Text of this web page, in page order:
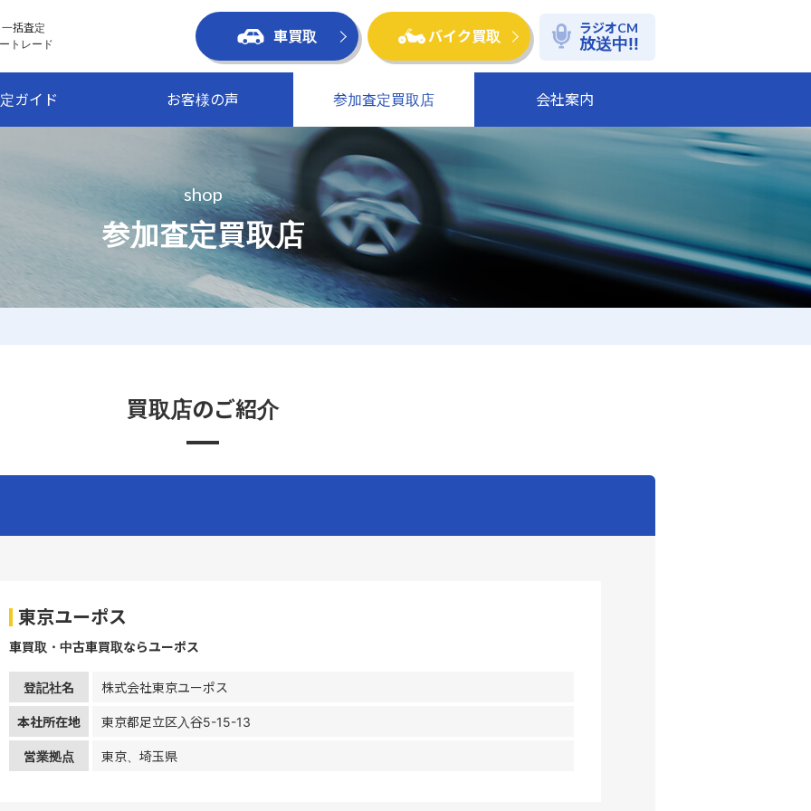
括査定
トレード
車買取 バイク買取 ラジオCM
放送中!!
ガイド お客様の声 参加査定買取店 会社案内
shop
参加査定買取店
買取店のご紹介
東京ユーポス
車買取・中古車買取ならユーポス
登記社名 株式会社東京ユーポス
本社所在地 東京都足立区入谷5-15-13
営業拠点 東京、埼玉県